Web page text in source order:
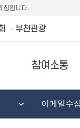
집입니다.
부천관광
참여소통
이메일수